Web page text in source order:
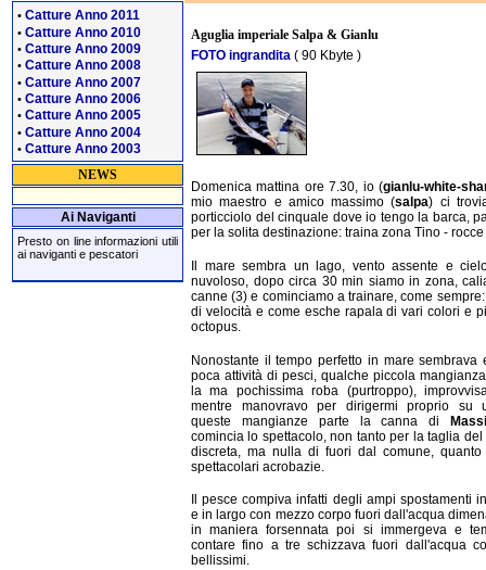
• Catture Anno 2011
• Catture Anno 2010
• Catture Anno 2009
• Catture Anno 2008
• Catture Anno 2007
• Catture Anno 2006
• Catture Anno 2005
• Catture Anno 2004
• Catture Anno 2003
NEWS
Ai Naviganti
Presto on line informazioni utili
ai naviganti e pescatori
Aguglia imperiale Salpa & Gianlu
FOTO ingrandita ( 90 Kbyte )
Domenica mattina ore 7.30, io (gianlu-white-
mio maestro e amico massimo (salpa) ci
porticciolo del cinquale dove io tengo la barca,
per la solita destinazione: traina zona Tino -
Il mare sembra un lago, vento assente e
nuvoloso, dopo circa 30 min siamo in zona,
canne (3) e cominciamo a trainare, come
di velocità e come esche rapala di vari colori e
octopus.
Nonostante il tempo perfetto in mare sembrava
poca attività di pesci, qualche piccola
la ma pochissima roba (purtroppo),
mentre manovravo per dirigermi proprio su
queste mangianze parte la canna di
comincia lo spettacolo, non tanto per la taglia del
discreta, ma nulla di fuori dal comune,
spettacolari acrobazie.
Il pesce compiva infatti degli ampi spostamenti
e in largo con mezzo corpo fuori dall'acqua
in maniera forsennata poi si immergeva e
contare fino a tre schizzava fuori dall'acqua
bellissimi.